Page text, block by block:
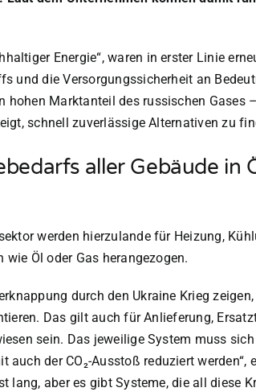
Energie“, waren in erster Linie
und die Versorgungssicherheit an
hohen Marktanteil des russischen
schnell zuverlässige Alternativen zu
aller Gebäude in
werden hierzulande für Heizung,
wie Öl oder Gas herangezogen.
durch den Ukraine Krieg
Das gilt auch für Anlieferung,
sein. Das jeweilige System muss
auch der CO₂-Ausstoß reduziert werden“,
lang, aber es gibt Systeme, die all diese